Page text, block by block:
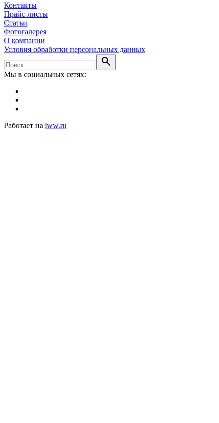
Контакты
Прайс-листы
Статьи
Фотогалерея
О компании
Условия обработки персональных данных
search
Мы в социальных сетях:
Работает на iww.ru